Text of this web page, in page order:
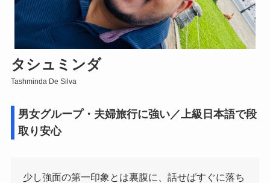
タシュミンダ
Tashminda De Silva
男女グループ・夫婦旅行に強い／上級日本語で段
取り安心
少し強面の第一印象とは裏腹に、話せばすぐに落ち